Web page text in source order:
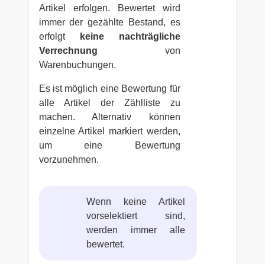
Artikel erfolgen. Bewertet wird
immer der gezählte Bestand, es
erfolgt
keine nachträgliche
Verrechnung von
Warenbuchungen.
Es ist möglich eine Bewertung für
alle Artikel der Zählliste zu
machen. Alternativ können
einzelne Artikel markiert werden,
um eine Bewertung
vorzunehmen.
Wenn keine Artikel
vorselektiert sind,
werden immer alle
bewertet.